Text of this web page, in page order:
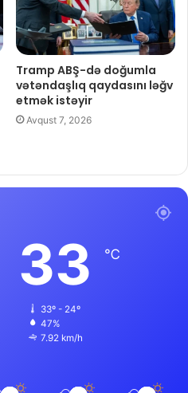
Tramp ABŞ-də doğumla
vətəndaşlıq qaydasını ləğv
etmək istəyir
Avqust 7, 2026
33 ℃
33º - 24º
47%
7.92 km/h